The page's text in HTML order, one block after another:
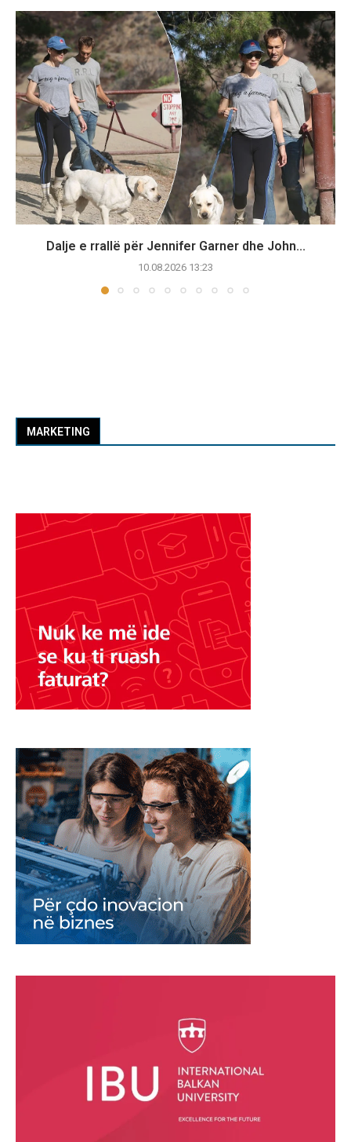
Dalje e rrallë për Jennifer Garner dhe John...
10.08.2026 13:23
MARKETING